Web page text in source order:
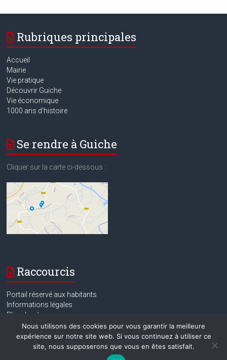
Rubriques principales
Accueil
Mairie
Vie pratique
Découvrir Guiche
Vie économique
1000 ans d’histoire
Se rendre à Guiche
Cliquer sur la carte ci-dessous :
Raccourcis
Portail réservé aux habitants
Informations légales
Plan du site
ContactNous utilisons des cookies pour vous garantir la meilleure
expérience sur notre site web. Si vous continuez à utiliser ce
site, nous supposerons que vous en êtes satisfait.